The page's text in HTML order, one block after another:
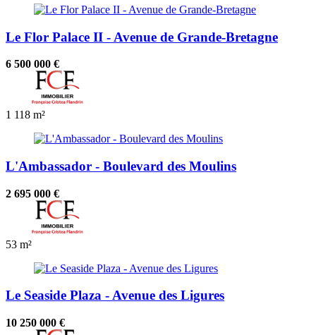
Le Flor Palace II - Avenue de Grande-Bretagne
6 500 000 €
1 118 m²
L'Ambassador - Boulevard des Moulins
2 695 000 €
53 m²
Le Seaside Plaza - Avenue des Ligures
10 250 000 €